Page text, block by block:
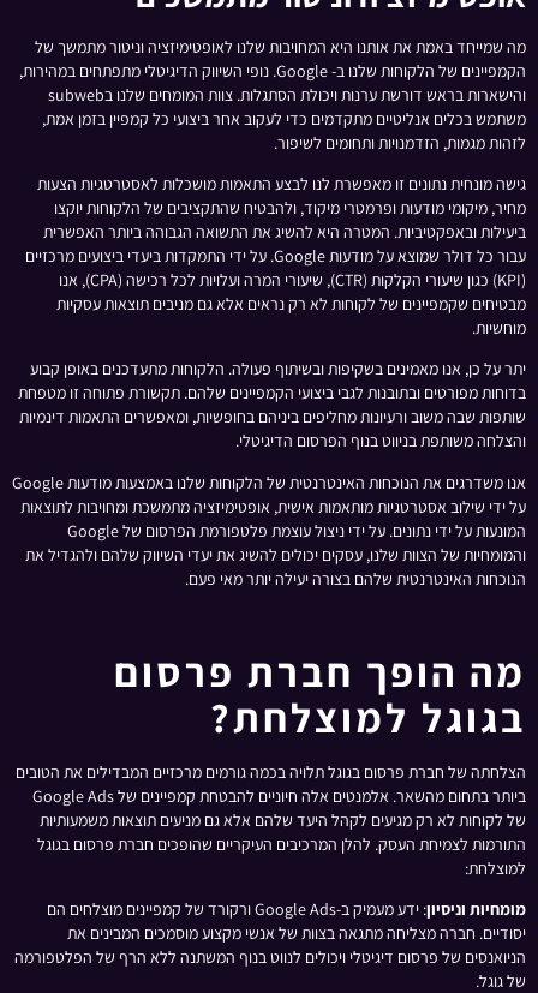
מה שמייחד באמת את אותנו היא המחויבות שלנו לאופטימיזציה וניטור מתמשך של
הקמפיינים של הלקוחות שלנו ב- Google. נופי השיווק הדיגיטלי מתפתחים במהירות,
והישארות בראש דורשת ערנות ויכולת הסתגלות. צוות המומחים שלנו בsubweb
משתמש בכלים אנליטיים מתקדמים כדי לעקוב אחר ביצועי כל קמפיין בזמן אמת,
לזהות מגמות, הזדמנויות ותחומים לשיפור.
גישה מונחית נתונים זו מאפשרת לנו לבצע התאמות מושכלות לאסטרטגיות הצעות
מחיר, מיקומי מודעות ופרמטרי מיקוד, ולהבטיח שהתקציבים של הלקוחות יוקצו
ביעילות ובאפקטיביות. המטרה היא להשיג את התשואה הגבוהה ביותר האפשרית
עבור כל דולר שמוצא על מודעות Google. על ידי התמקדות ביעדי ביצועים מרכזיים
(KPI) כגון שיעורי הקלקות (CTR), שיעורי המרה ועלויות לכל רכישה (CPA), אנו
מבטיחים שקמפיינים של לקוחות לא רק נראים אלא גם מניבים תוצאות עסקיות
מוחשיות.
יתר על כן, אנו מאמינים בשקיפות ובשיתוף פעולה. הלקוחות מתעדכנים באופן קבוע
בדוחות מפורטים ובתובנות לגבי ביצועי הקמפיינים שלהם. תקשורת פתוחה זו מטפחת
שותפות שבה משוב ורעיונות מחליפים ביניהם בחופשיות, ומאפשרים התאמות דינמיות
והצלחה משותפת בניווט בנוף הפרסום הדיגיטלי.
אנו משדרגים את הנוכחות האינטרנטית של הלקוחות שלנו באמצעות מודעות Google
על ידי שילוב אסטרטגיות מותאמות אישית, אופטימיזציה מתמשכת ומחויבות לתוצאות
המונעות על ידי נתונים. על ידי ניצול עוצמת פלטפורמת הפרסום של Google
והמומחיות של הצוות שלנו, עסקים יכולים להשיג את יעדי השיווק שלהם ולהגדיל את
הנוכחות האינטרנטית שלהם בצורה יעילה יותר מאי פעם.
מה הופך חברת פרסום
בגוגל למוצלחת?
הצלחתה של חברת פרסום בגוגל תלויה בכמה גורמים מרכזיים המבדילים את הטובים
ביותר בתחום מהשאר. אלמנטים אלה חיוניים להבטחת קמפיינים של Google Ads
של לקוחות לא רק מגיעים לקהל היעד שלהם אלא גם מניעים תוצאות משמעותיות
התורמות לצמיחת העסק. להלן המרכיבים העיקריים שהופכים חברת פרסום בגוגל
למוצלחת:
מומחיות וניסיון
: ידע מעמיק ב-Google Ads ורקורד של קמפיינים מוצלחים הם
יסודיים. חברה מצליחה מתגאה בצוות של אנשי מקצוע מוסמכים המבינים את
הניואנסים של פרסום דיגיטלי ויכולים לנווט בנוף המשתנה ללא הרף של הפלטפורמה
של גוגל.